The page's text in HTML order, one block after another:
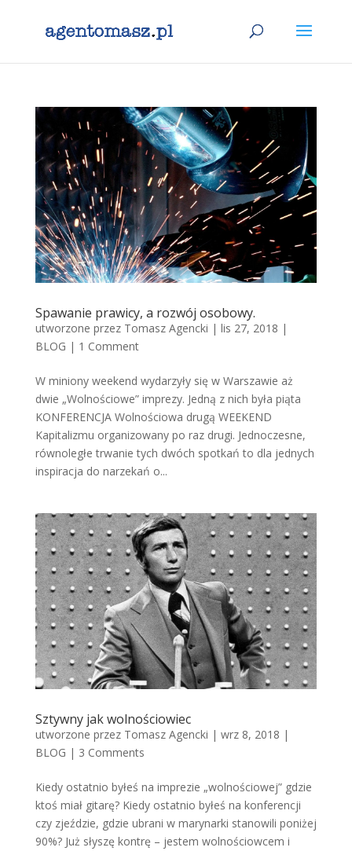
Spawanie prawicy, a rozwój osobowy.
utworzone przez Tomasz Agencki | lis 27, 2018 |
BLOG | 1 Comment
W miniony weekend wydarzyły się w Warszawie aż
dwie „Wolnościowe” imprezy. Jedną z nich była piąta
KONFERENCJA Wolnościowa drugą WEEKEND
Kapitalizmu organizowany po raz drugi. Jednoczesne,
równoległe trwanie tych dwóch spotkań to dla jednych
inspiracja do narzekań o...
Sztywny jak wolnościowiec
utworzone przez Tomasz Agencki | wrz 8, 2018 |
BLOG | 3 Comments
Kiedy ostatnio byłeś na imprezie „wolnościowej” gdzie
ktoś miał gitarę? Kiedy ostatnio byłeś na konferencji
czy zjeździe, gdzie ubrani w marynarki stanowili poniżej
90%? Już słyszę kontrę – jestem wolnościowcem i